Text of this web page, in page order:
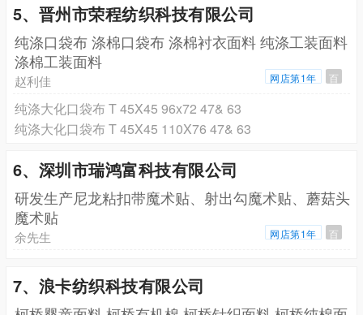
5、晋州市荣程纺织科技有限公司
纯涤口袋布 涤棉口袋布 涤棉衬衣面料 纯涤工装面料
涤棉工装面料
赵利佳 网店第1年 百
纯涤大化口袋布 T 45X45 96x72 47& 63
纯涤大化口袋布 T 45X45 110X76 47& 63
6、深圳市瑞鸿富科技有限公司
研发生产尼龙粘扣带魔术贴、射出勾魔术贴、蘑菇头
魔术贴
余先生 网店第1年 百
7、浪卡纺织科技有限公司